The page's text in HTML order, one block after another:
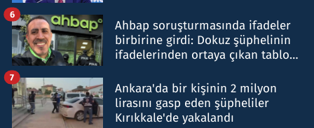
Ahbap soruşturmasında ifadeler
birbirine girdi: Dokuz şüphelinin
ifadelerinden ortaya çıkan tablo
6
Ankara'da bir kişinin 2 milyon
lirasını gasp eden şüpheliler
Kırıkkale'de yakalandı
7